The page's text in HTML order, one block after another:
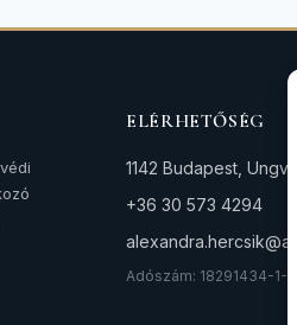
ELÉRHETŐSÉG
1142 Budapest,
+36 30 573 4294
Adószám: 18291434-1-42